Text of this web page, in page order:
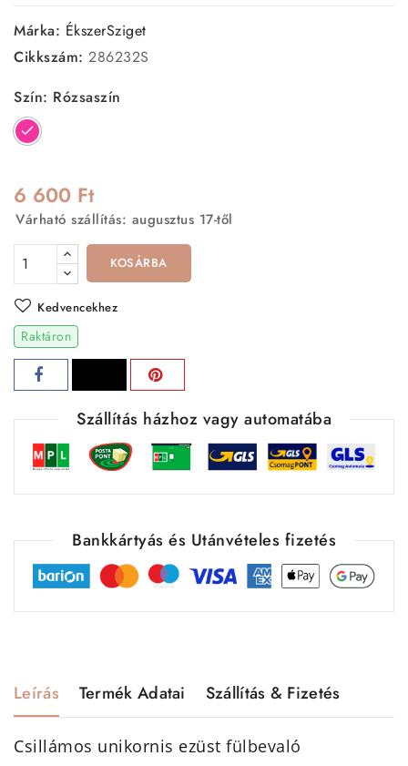
Márka: ÉkszerSziget
Cikkszám: 286232S
Szín: Rózsaszín
Rózsaszín
6 600 Ft
Várható szállítás: augusztus 17-től
KOSÁRBA
Kedvencekhez
Raktáron
Szállítás házhoz vagy automatába
Bankkártyás és Utánvételes fizetés
Leírás Termék Adatai Szállítás & Fizetés
Csillámos unikornis ezüst fülbevaló